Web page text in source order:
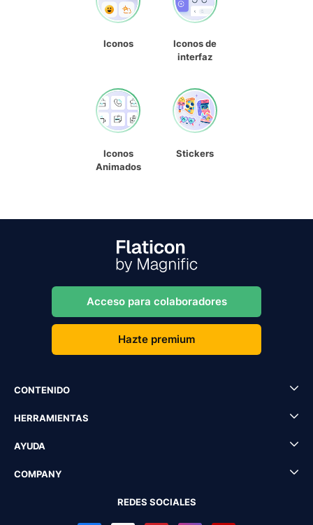
Iconos
Iconos de
interfaz
Iconos
Animados
Stickers
Acceso para colaboradores
Hazte premium
CONTENIDO
HERRAMIENTAS
AYUDA
COMPANY
REDES SOCIALES